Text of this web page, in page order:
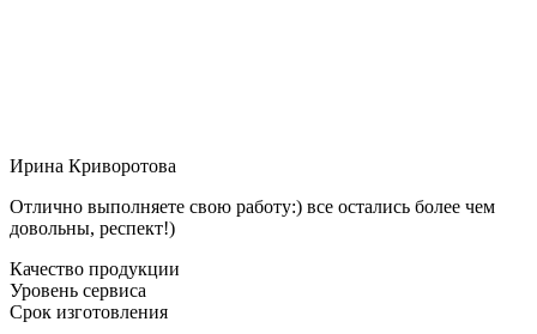
Ирина Криворотова
Отлично выполняете свою работу:) все остались более чем
довольны, респект!)
Качество продукции
Уровень сервиса
Срок изготовления